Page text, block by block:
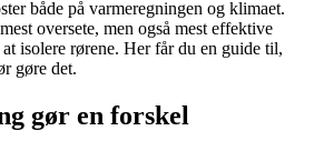
både på varmeregningen og klimaet.
oversete, men også mest effektive
isolere rørene. Her får du en guide til,
gøre det.
gør en forskel